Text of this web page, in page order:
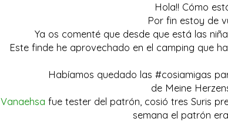
Hola!! Cómo
Por fin estoy de
Ya os comenté que desde que está las
Este finde he aprovechado en el camping que
Habíamos quedado las #cosiamigas
de Meine
Vanaehsa fue tester del patrón, cosió tres Suris
semana el patrón